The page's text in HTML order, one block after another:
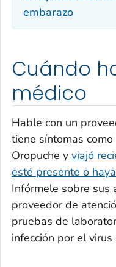
embarazo
Cuándo
médico
Hable con un
tiene síntomas
Oropuche y viajó
esté presente o
Infórmele sobre sus
proveedor de
pruebas de
infección por el